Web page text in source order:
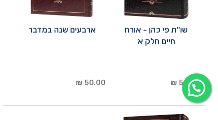
שו"ת פי כהן - אורח
חיים חלק א
50.00 ₪
ארבעים שנה במדבר
50.00 ₪